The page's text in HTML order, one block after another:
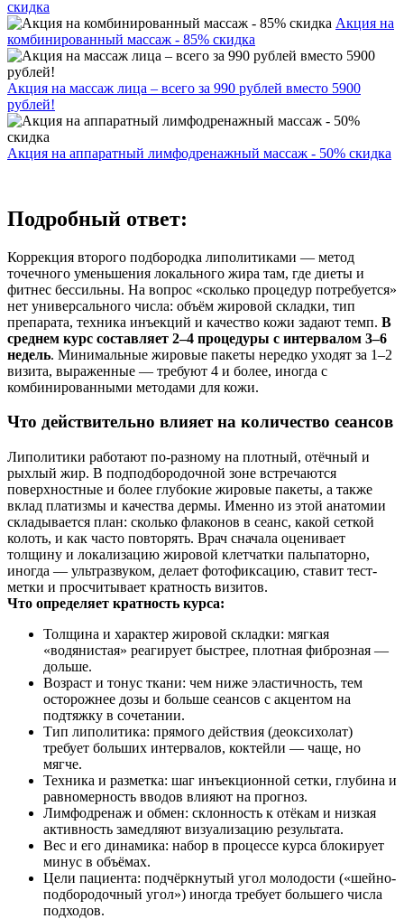
скидка
Акция на
комбинированный массаж - 85% скидка
Акция на массаж лица – всего за 990 рублей вместо 5900
рублей!
Акция на аппаратный лимфодренажный массаж - 50% скидка
Подробный ответ:
Коррекция второго подбородка липолитиками — метод
точечного уменьшения локального жира там, где диеты и
фитнес бессильны. На вопрос «сколько процедур потребуется»
нет универсального числа: объём жировой складки, тип
препарата, техника инъекций и качество кожи задают темп. В
среднем курс составляет 2–4 процедуры с интервалом 3–6
недель. Минимальные жировые пакеты нередко уходят за 1–2
визита, выраженные — требуют 4 и более, иногда с
комбинированными методами для кожи.
Что действительно влияет на количество сеансов
Липолитики работают по-разному на плотный, отёчный и
рыхлый жир. В подподбородочной зоне встречаются
поверхностные и более глубокие жировые пакеты, а также
вклад платизмы и качества дермы. Именно из этой анатомии
складывается план: сколько флаконов в сеанс, какой сеткой
колоть, и как часто повторять. Врач сначала оценивает
толщину и локализацию жировой клетчатки пальпаторно,
иногда — ультразвуком, делает фотофиксацию, ставит тест-
метки и просчитывает кратность визитов.
Что определяет кратность курса:
Толщина и характер жировой складки: мягкая
«водянистая» реагирует быстрее, плотная фиброзная —
дольше.
Возраст и тонус ткани: чем ниже эластичность, тем
осторожнее дозы и больше сеансов с акцентом на
подтяжку в сочетании.
Тип липолитика: прямого действия (деоксихолат)
требует больших интервалов, коктейли — чаще, но
мягче.
Техника и разметка: шаг инъекционной сетки, глубина и
равномерность вводов влияют на прогноз.
Лимфодренаж и обмен: склонность к отёкам и низкая
активность замедляют визуализацию результата.
Вес и его динамика: набор в процессе курса блокирует
минус в объёмах.
Цели пациента: подчёркнутый угол молодости («шейно-
подбородочный угол») иногда требует большего числа
подходов.